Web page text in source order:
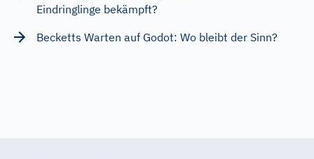
Eindringlinge bekämpft?
Becketts Warten auf Godot: Wo bleibt der Sinn?